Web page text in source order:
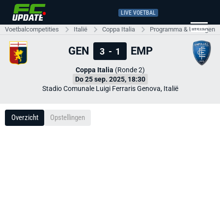
LIVE VOETBAL
Voetbalcompetities Italië Coppa Italia Programma & Uitslagen
GEN 3 - 1 EMP
Coppa Italia (Ronde 2)
Do 25 sep. 2025, 18:30
Stadio Comunale Luigi Ferraris Genova, Italië
Overzicht Opstellingen